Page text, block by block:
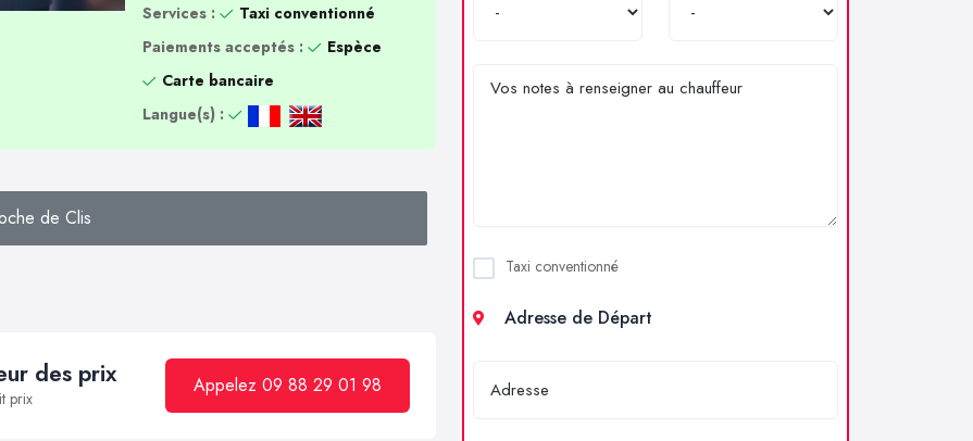
Services :
Taxi conventionné
Paiements acceptés :
Espèce
Carte bancaire
Langue(s) :
de Clis
des prix
prix
Appelez 09 88 29 01 98
Taxi conventionné
Adresse de Départ